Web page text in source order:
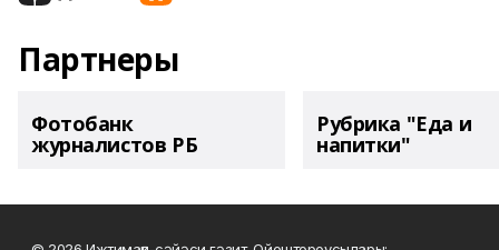
Партнеры
Фотобанк
журналистов РБ
Рубрика "Еда и
напитки"